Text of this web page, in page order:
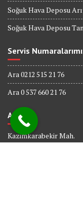
Soğuk Hava Deposu
Soğuk Hava Deposu
Servis
Ara 0212 515 21 76
Ara 0 537 660 21 76
Adres
Kazimkarabekir Mah.